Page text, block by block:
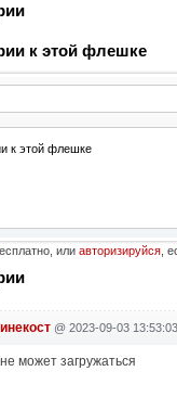
к этой флешке
или авторизируйся,
@ 2023-09-03 13:53:03
может загружаться